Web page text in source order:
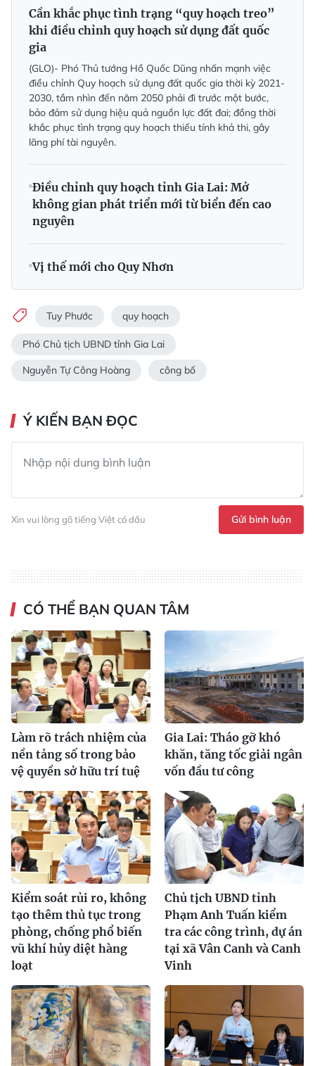
Cần khắc phục tình trạng “quy hoạch treo”
khi điều chỉnh quy hoạch sử dụng đất quốc
gia
(GLO)- Phó Thủ tướng Hồ Quốc Dũng nhấn mạnh việc
điều chỉnh Quy hoạch sử dụng đất quốc gia thời kỳ 2021-
2030, tầm nhìn đến năm 2050 phải đi trước một bước,
bảo đảm sử dụng hiệu quả nguồn lực đất đai; đồng thời
khắc phục tình trạng quy hoạch thiếu tính khả thi, gây
lãng phí tài nguyên.
Điều chỉnh quy hoạch tỉnh Gia Lai: Mở
không gian phát triển mới từ biển đến cao
nguyên
Vị thế mới cho Quy Nhơn
Tuy Phước quy hoạch
Phó Chủ tịch UBND tỉnh Gia Lai
Nguyễn Tự Công Hoàng công bố
Ý KIẾN BẠN ĐỌC
Xin vui lòng gõ tiếng Việt có dấu Gửi bình luận
CÓ THỂ BẠN QUAN TÂM
Làm rõ trách nhiệm của
nền tảng số trong bảo
vệ quyền sở hữu trí tuệ
Gia Lai: Tháo gỡ khó
khăn, tăng tốc giải ngân
vốn đầu tư công
Kiểm soát rủi ro, không
tạo thêm thủ tục trong
phòng, chống phổ biến
vũ khí hủy diệt hàng
loạt
Chủ tịch UBND tỉnh
Phạm Anh Tuấn kiểm
tra các công trình, dự án
tại xã Vân Canh và Canh
Vinh